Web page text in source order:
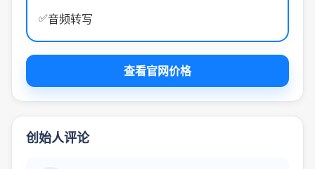
✅音频转写
查看官网价格
创始人评论